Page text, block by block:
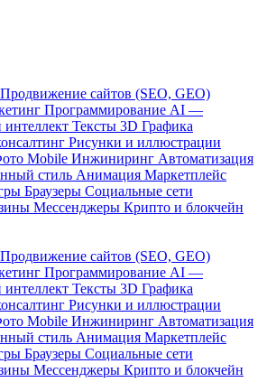
Продвижение сайтов (SEO, GEO)
Программирование AI —
Тексты 3D Графика
Рисунки и иллюстрации
Mobile Инжиниринг Автоматизация
стиль Анимация Маркетплейс
Браузеры Социальные сети
Мессенджеры Крипто и блокчейн
Продвижение сайтов (SEO, GEO)
Программирование AI —
Тексты 3D Графика
Рисунки и иллюстрации
Mobile Инжиниринг Автоматизация
стиль Анимация Маркетплейс
Браузеры Социальные сети
Мессенджеры Крипто и блокчейн